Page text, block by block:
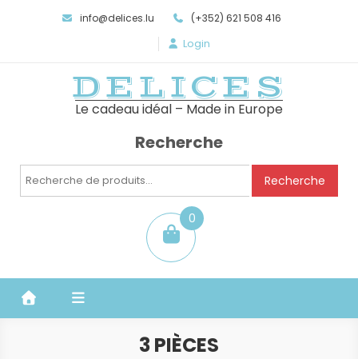
info@delices.lu (+352) 621 508 416
Login
DELICES
Le cadeau idéal – Made in Europe
Recherche
Recherche
Recherche
0
item
3 PIÈCES